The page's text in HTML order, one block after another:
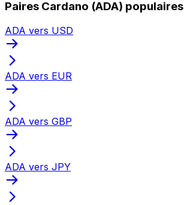
Paires Cardano (ADA) populaires
ADA vers USD
ADA vers EUR
ADA vers GBP
ADA vers JPY